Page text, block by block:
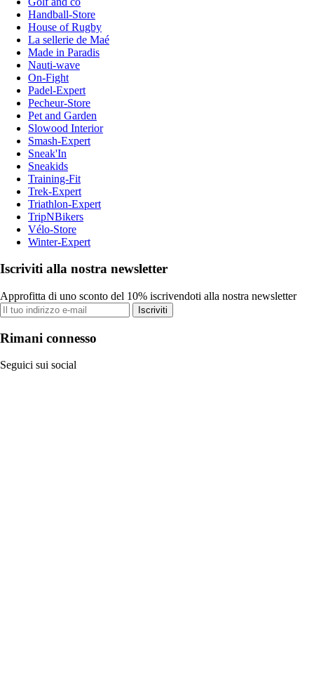
Handball-Store
House of Rugby
La sellerie de Maé
Made in Paradis
Nauti-wave
On-Fight
Padel-Expert
Pecheur-Store
Pet and Garden
Slowood Interior
Smash-Expert
Sneak'In
Sneakids
Training-Fit
Trek-Expert
Triathlon-Expert
TripNBikers
Vélo-Store
Winter-Expert
Iscriviti alla nostra newsletter
Approfitta di uno sconto del 10% iscrivendoti alla nostra newsletter
Iscriviti
Rimani connesso
Seguici sui social